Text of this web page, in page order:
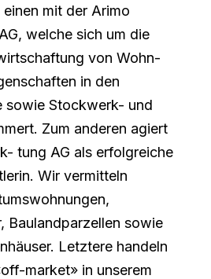
mit der Arimo
welche sich um die
von Wohn-
in den
sowie Stockwerk- und
Zum anderen agiert
tung AG als erfolgreiche
Wir vermitteln
Baulandparzellen sowie
Letztere handeln
market» in unserem